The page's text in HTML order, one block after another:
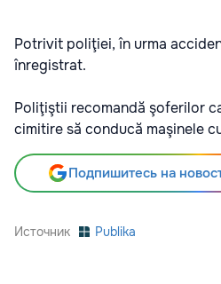
Potrivit poliţiei, în urma
înregistrat.
Poliţiştii recomandă şoferilor
cimitire să conducă maşinele
Подпишитесь на
Источник Publika